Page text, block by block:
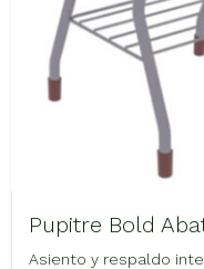
Pupitre Bold
Asiento y respaldo